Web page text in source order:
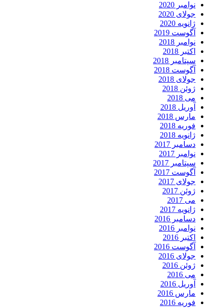
نوامبر 2020
جولای 2020
ژانویه 2020
آگوست 2019
نوامبر 2018
اکتبر 2018
سپتامبر 2018
آگوست 2018
جولای 2018
ژوئن 2018
می 2018
آوریل 2018
مارس 2018
فوریه 2018
ژانویه 2018
دسامبر 2017
نوامبر 2017
سپتامبر 2017
آگوست 2017
جولای 2017
ژوئن 2017
می 2017
ژانویه 2017
دسامبر 2016
نوامبر 2016
اکتبر 2016
آگوست 2016
جولای 2016
ژوئن 2016
می 2016
آوریل 2016
مارس 2016
فوریه 2016